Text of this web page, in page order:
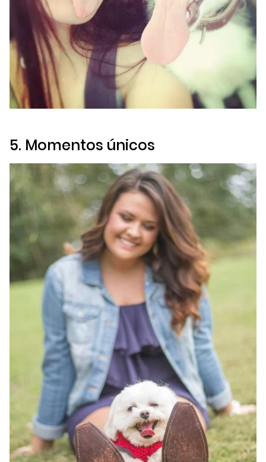
5. Momentos únicos